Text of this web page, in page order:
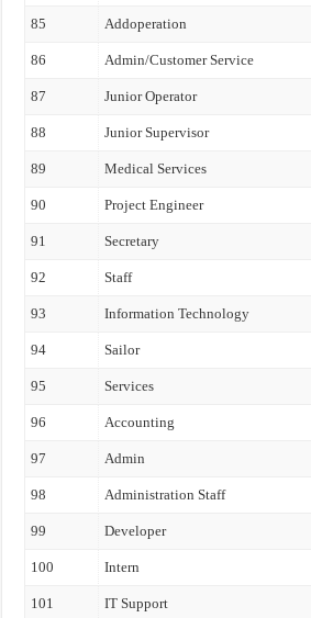
85 Addoperation
86 Admin/Customer Service
87 Junior Operator
88 Junior Supervisor
89 Medical Services
90 Project Engineer
91 Secretary
92 Staff
93 Information Technology
94 Sailor
95 Services
96 Accounting
97 Admin
98 Administration Staff
99 Developer
100 Intern
101 IT Support